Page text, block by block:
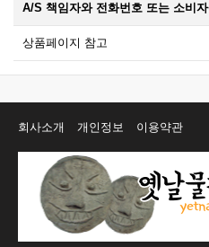
A/S 책임자와 전화번호 또는 소비
상품페이지 참고
회사소개 개인정보 이용약관